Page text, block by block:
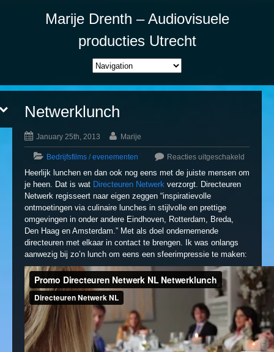
Marije Drenth – Audiovisuele
producties Utrecht
Netwerklunch
January 25th, 2013 Marije
Bedrijfsfilms / evenementen Reacties uitgeschakeld
Heerlijk lunchen en dan ook nog eens met de juiste mensen om
je heen. Dat is wat Directeuren Netwerk verzorgt. Directeuren
Netwerk regisseert naar eigen zeggen “inspiratievolle
ontmoetingen via culinaire lunches in stijlvolle en prettige
omgevingen in onder andere Eindhoven, Rotterdam, Breda,
Den Haag en Amsterdam.” Met als doel ondernemende
directeuren met elkaar in contact te brengen. Ik was onlangs
aanwezig bij zo’n lunch om eens een sfeerimpressie te maken: